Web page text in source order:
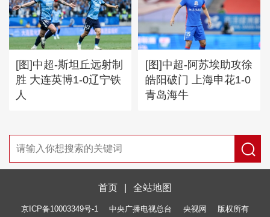
[图]中超-斯坦丘远射制
胜 大连英博1-0辽宁铁
人
[图]中超-阿苏埃助攻徐
皓阳破门 上海申花1-0
青岛海牛
首页 全站地图
京ICP备10003349号-1 中央广播电视总台 央视网 版权所有